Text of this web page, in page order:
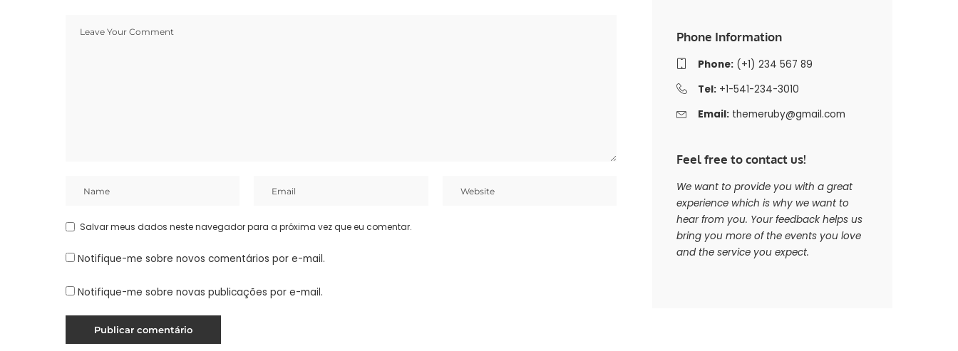
Salvar meus dados neste navegador para a próxima vez que eu comentar.
Notifique-me sobre novos comentários por e-mail.
Notifique-me sobre novas publicações por e-mail.
Phone Information
Phone:(+1) 234 567 89
Tel:+1-541-234-3010
Email: themeruby@gmail.com
Feel free to contact us!
We want to provide you with a great
experience which is why we want to
hear from you. Your feedback helps us
bring you more of the events you love
and the service you expect.